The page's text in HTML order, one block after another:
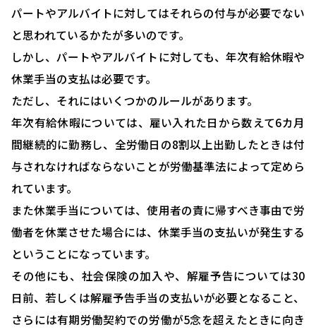
HOME
選ばれる理由
助成金について
就業規則について
採用コンサルティング
パートやアルバイトに対してはそれらの付与が必要でない
と思われているかたが多いのです。
しかし、パートやアルバイトに対しても、年次有給休暇や
休業手当の支払は必要です。
ただし、それにはいくつかのルールがあります。
年次有給休暇については、雇い入れた日から数えて6カ月
間継続的に勤務し、全労働日の8割以上出勤したときは付
与されなければならないことが労働基準法によって定めら
れています。
また休業手当については、使用者の責に帰すべき事由で労
働者を休業させた場合には、休業手当の支払いが発生する
ということになっています。
その他にも、社会保険の加入や、解雇予告については30
日前、若しくは解雇予告手当の支払いが必要となること、
さらには有期労働契約での労働が5念を超えたときに向き